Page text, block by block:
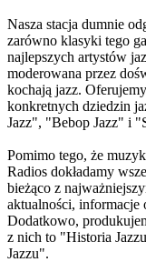
Nasza stacja dumnie
zarówno klasyki tego
najlepszych artystów
moderowana przez
kochają jazz.
konkretnych dziedzin
Jazz", "Bebop Jazz" i
Pomimo tego, że
Radios dokładamy
bieżąco z
aktualności,
Dodatkowo,
z nich to "Historia
Jazzu".